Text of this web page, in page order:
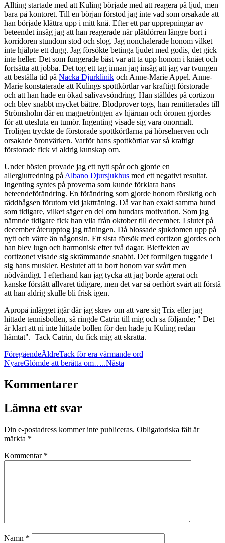
Allting startade med att Kuling började med att reagera på ljud, men
bara på kontoret. Till en början förstod jag inte vad som orsakade att
han började klättra upp i mitt knä. Efter ett par upprepningar av
beteendet insåg jag att han reagerade när plåtdörren längre bort i
korridoren stundom stod och slog. Jag nonchalerade honom vilket
inte hjälpte ett dugg. Jag försökte betinga ljudet med godis, det gick
inte heller. Det som fungerade bäst var att ta upp honom i knäet och
fortsätta att jobba. Det tog ett tag innan jag insåg att jag var tvungen
att beställa tid på Nacka Djurklinik och Anne-Marie Appel. Anne-
Marie konstaterade att Kulings spottkörtlar var kraftigt förstorade
och att han hade en ökad salivavsöndring. Han ställdes på cortizon
och blev snabbt mycket bättre. Blodprover togs, han remitterades till
Strömsholm där en magnetröntgen av hjärnan och öronen gjordes
för att utesluta en tumör. Ingenting visade sig vara onormalt.
Troligen tryckte de förstorade spottkörtlarna på hörselnerven och
orsakade öronvärken. Varför hans spottkörtlar var så kraftigt
förstorade fick vi aldrig kunskap om.
Under hösten provade jag ett nytt spår och gjorde en
allergiutredning på Albano Djursjukhus med ett negativt resultat.
Ingenting syntes på proverna som kunde förklara hans
beteendeförändring. En förändring som gjorde honom försiktig och
räddhågsen förutom vid jaktträning. Då var han exakt samma hund
som tidigare, vilket säger en del om hundars motivation. Som jag
nämnde tidigare fick han vila från oktober till december. I slutet på
december återupptog jag träningen. Då blossade sjukdomen upp på
nytt och värre än någonsin. Ett sista försök med cortizon gjordes och
han blev lugn och harmonisk efter två dagar. Bieffekten av
cortizonet visade sig skrämmande snabbt. Det formligen tuggade i
sig hans muskler. Beslutet att ta bort honom var svårt men
nödvändigt. I efterhand kan jag tycka att jag borde agerat och
kanske förstått allvaret tidigare, men det var så oerhört svårt att förstå
att han aldrig skulle bli frisk igen.
Apropå inlägget igår där jag skrev om att vare sig Trix eller jag
hittade tennisbollen, så ringde Catrin till mig och sa följande; " Det
är klart att ni inte hittade bollen för den hade ju Kuling redan
hämtat". Tack Catrin, du fick mig att skratta.
FöregåendeÄldreTack för era värmande ord
NyareGlömde att berätta om…..Nästa
Kommentarer
Lämna ett svar
Din e-postadress kommer inte publiceras. Obligatoriska fält är
märkta *
Kommentar *
Namn *